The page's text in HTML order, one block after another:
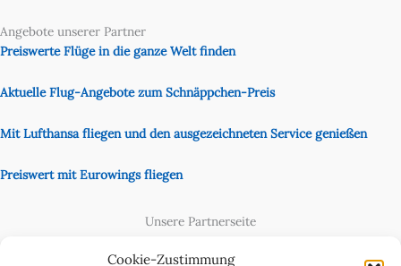
Cookie-Zustimmung
Angebote unserer Partner
Preiswerte Flüge in die ganze Welt finden
Aktuelle Flug-Angebote zum Schnäppchen-Preis
Mit Lufthansa fliegen und den ausgezeichneten Service genießen
Preiswert mit Eurowings fliegen
Unsere Partnerseite